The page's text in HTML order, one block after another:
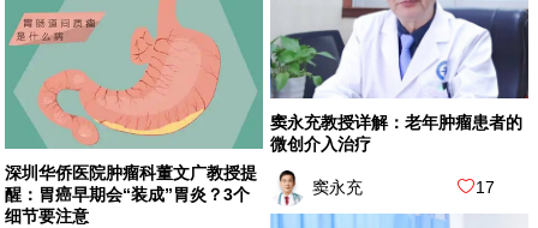
窦永充教授详解：老年肿瘤患者的
微创介入治疗
窦永充 17
深圳华侨医院肿瘤科董文广教授提
醒：胃癌早期会“装成”胃炎？3个
细节要注意